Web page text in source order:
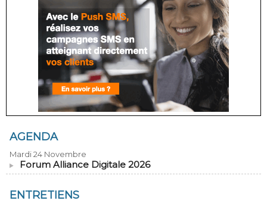
AGENDA
Mardi 24 Novembre
Forum Alliance Digitale 2026
ENTRETIENS